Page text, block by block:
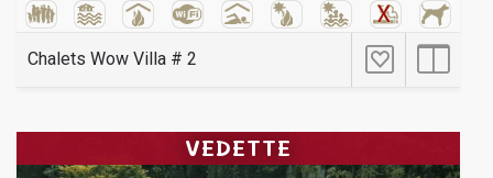
Chalets Wow Villa # 2
VEDETTE